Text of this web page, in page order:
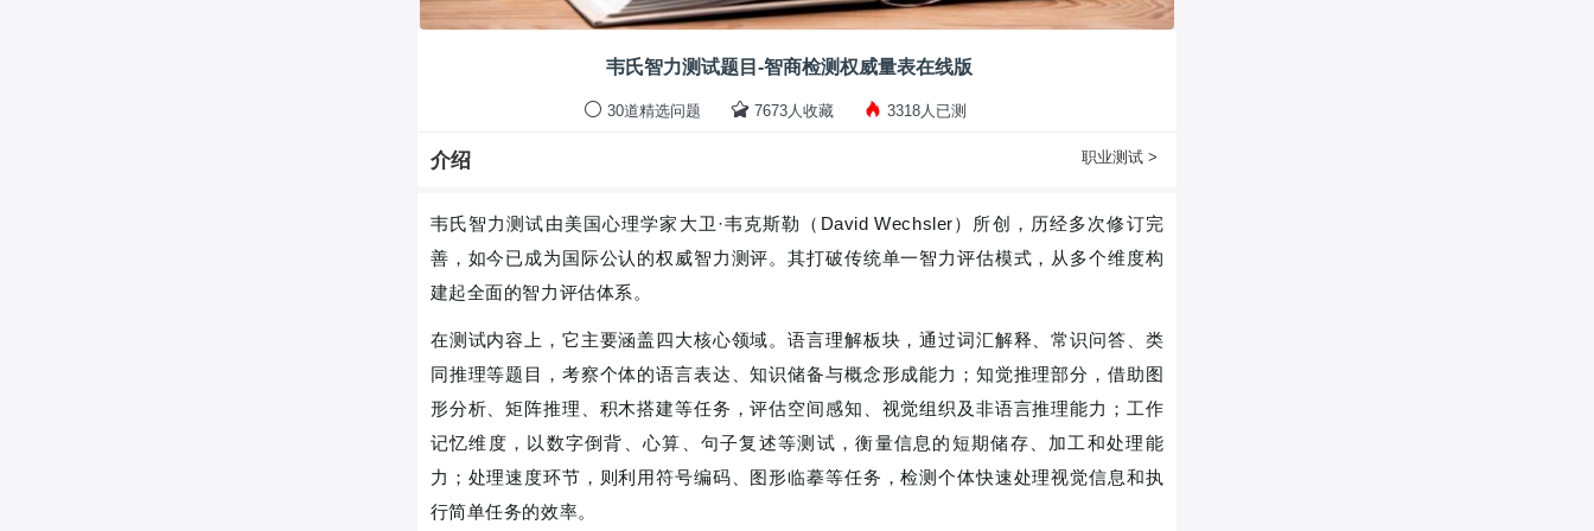
韦氏智力测试题目-智商检测权威量表在线版
30道精选问题 7673人收藏 3318人已测
介绍 职业测试 >
韦氏智力测试由美国心理学家大卫·韦克斯勒（David Wechsler）所创，历经多次修订完
善，如今已成为国际公认的权威智力测评。其打破传统单一智力评估模式，从多个维度构
建起全面的智力评估体系。
在测试内容上，它主要涵盖四大核心领域。语言理解板块，通过词汇解释、常识问答、类
同推理等题目，考察个体的语言表达、知识储备与概念形成能力；知觉推理部分，借助图
形分析、矩阵推理、积木搭建等任务，评估空间感知、视觉组织及非语言推理能力；工作
记忆维度，以数字倒背、心算、句子复述等测试，衡量信息的短期储存、加工和处理能
力；处理速度环节，则利用符号编码、图形临摹等任务，检测个体快速处理视觉信息和执
行简单任务的效率。